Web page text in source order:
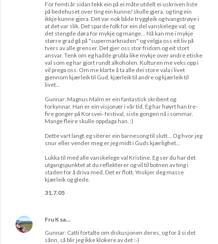
For femti år sidan fekk ein på ei måte utdelt ei uskriven liste
på bedehuset over ting ein kunne/ skulle gjera, og ting ein
ikkje kunne gjera. Det var nok både tryggleik og tvangstrøye i
at det var slik. Det sparde folk for ein del vanskelege val, og
det stengde døra for mykje og mange... Nå kan me i mykje
større grad gå på "supermarknaden" og velgja oss eit liv på
tvers av alle grenser. Det gjer oss stor fridom og eit stort
ansvar. Tenk om eg hadde grubla like mykje over andre etiske
val som eg har gjort rundt alkoholen. Kulturen me veks opp i
vil prega oss. Om me klarte å ta alle dei store vala i livet
gjennom kjærleik til Gud, kjærleik til andre og kjærleik til
livet...
Gunnar: Magnus Malm er ein fantastisk skribent og
forkynnar. Han er ein visjonær i vår tid. Eg har høyrt han tre-
fire gonger på Korsvei- festival, siste gongen nå i sommar.
Mange fleire skulle oppdaga han. :)
Dette vart langt,eg siterer ein barnesong til slutt... Og hvor jeg
snur eller vender meg er jeg midt i Guds kjærlighet...
Lukka til med alle vanskelege val Kristine. Eg ser du har det
utgangspunktet at du reflekterer og vil til botnen av ting i
staden for å driva med. Det er flott. Ynskjer deg masse
kjærleik og glede.
31.7.05
Fru K sa…
Gunnar: Catti fortalte om diskusjonen deres, og for å si det
sånn, så blir jeg ikke klokere av det :-)